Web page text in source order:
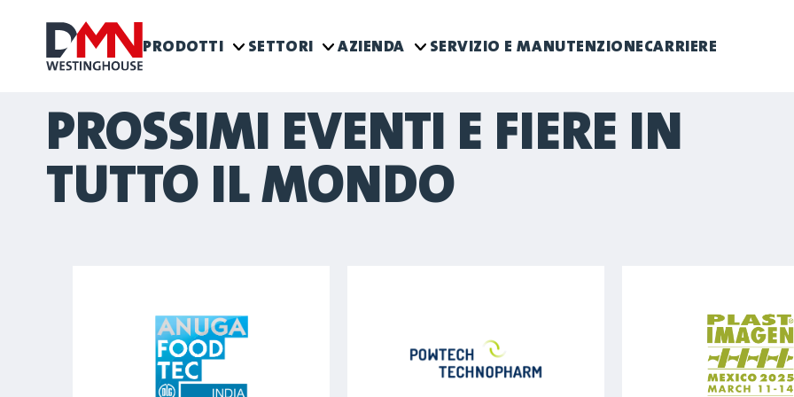
PRODOTTI SETTORI AZIENDA SERVIZIO E MANUTENZIONECARRIERE
PROSSIMI EVENTI E FIERE IN
TUTTO IL MONDO